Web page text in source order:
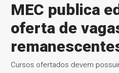
MEC publica
oferta de
Cursos ofertados devem